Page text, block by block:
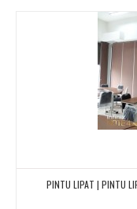
PINTU LIPAT | PINTU